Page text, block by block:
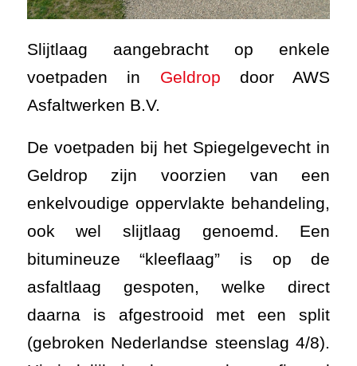
Slijtlaag aangebracht op enkele
voetpaden in Geldrop door AWS
Asfaltwerken B.V.
De voetpaden bij het Spiegelgevecht in
Geldrop zijn voorzien van een
enkelvoudige oppervlakte behandeling,
ook wel slijtlaag genoemd. Een
bitumineuze “kleeflaag” is op de
asfaltlaag gespoten, welke direct
daarna is afgestrooid met een split
(gebroken Nederlandse steenslag 4/8).